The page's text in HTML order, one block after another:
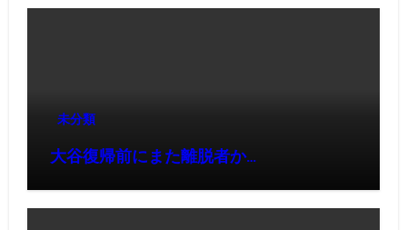
未分類
大谷復帰前にまた離脱者か…